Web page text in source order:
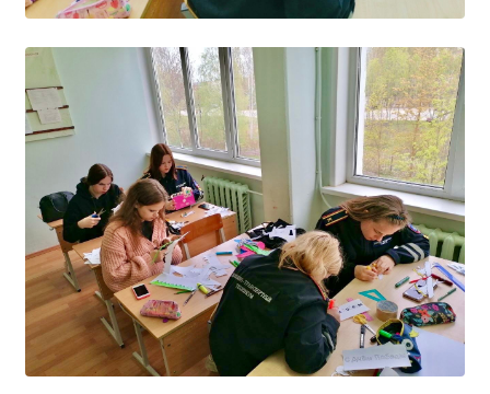
Документы
Образование
Образовательные стандарты и требования
Руководство
Педагогический состав
Материально-техническое обеспечение и
оснащенность образовательного процесса.
Доступная среда
Стипендии и меры поддержки обучающихся
Платные образовательные услуги
Финансово-хозяйственная деятельность
Вакантные места для приёма (перевода)
Международное сотрудничество